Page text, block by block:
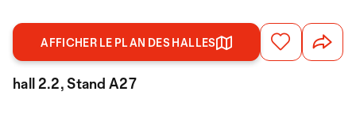
AFFICHER LE PLAN DES HALLES
hall 2.2, Stand A27